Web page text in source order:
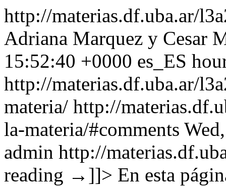
http://materias.df.uba.ar/
Adriana Marquez y Cesar
15:52:40 +0000 es_ES
http://materias.df.uba.ar/
materia/ http://
la-materia/#comments
admin http://
reading → ]]> En esta